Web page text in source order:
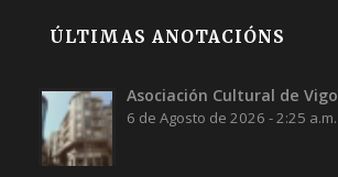
ÚLTIMAS ANOTACIÓNS
Asociación Cultural de Vigo
6 de Agosto de 2026 - 2:25 a.m.